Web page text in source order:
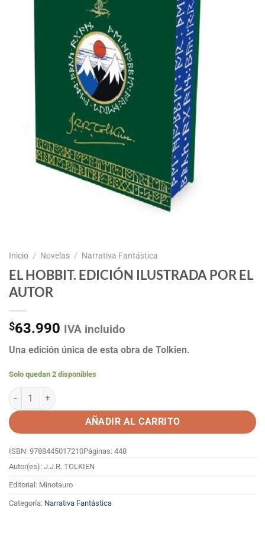
Inicio / Novelas / Narrativa Fantástica
EL HOBBIT. EDICIÓN ILUSTRADA POR EL
AUTOR
$63.990 IVA incluido
Una edición única de esta obra de Tolkien.
Solo quedan 2 disponibles
EL HOBBIT. EDICIÓN ILUSTRADA POR EL AUTOR cantidad
AÑADIR AL CARRITO
ISBN: 9788445017210Páginas: 448
Autor(es): J.J.R. TOLKIEN
Editorial: Minotauro
Categoría: Narrativa Fantástica